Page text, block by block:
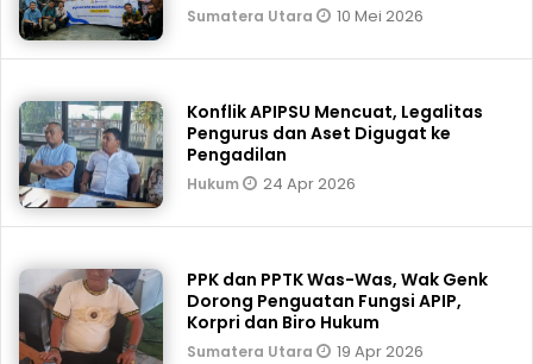
Sumatera Utara 10 Mei 2026
Konflik APIPSU Mencuat, Legalitas
Pengurus dan Aset Digugat ke
Pengadilan
Hukum 24 Apr 2026
PPK dan PPTK Was-Was, Wak Genk
Dorong Penguatan Fungsi APIP,
Korpri dan Biro Hukum
Sumatera Utara 19 Apr 2026